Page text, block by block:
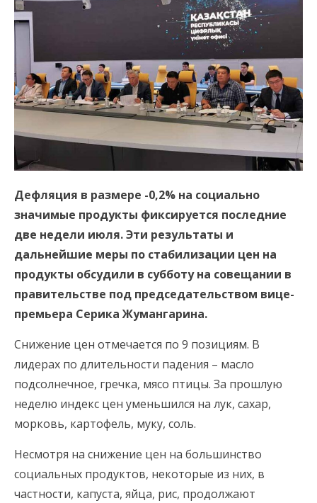
Дефляция в размере -0,2% на социально
значимые продукты фиксируется последние
две недели июля. Эти результаты и
дальнейшие меры по стабилизации цен на
продукты обсудили в субботу на совещании в
правительстве под председательством вице-
премьера Серика Жумангарина.
Снижение цен отмечается по 9 позициям. В
лидерах по длительности падения – масло
подсолнечное, гречка, мясо птицы. За прошлую
неделю индекс цен уменьшился на лук, сахар,
морковь, картофель, муку, соль.
Несмотря на снижение цен на большинство
социальных продуктов, некоторые из них, в
частности, капуста, яйца, рис, продолжают